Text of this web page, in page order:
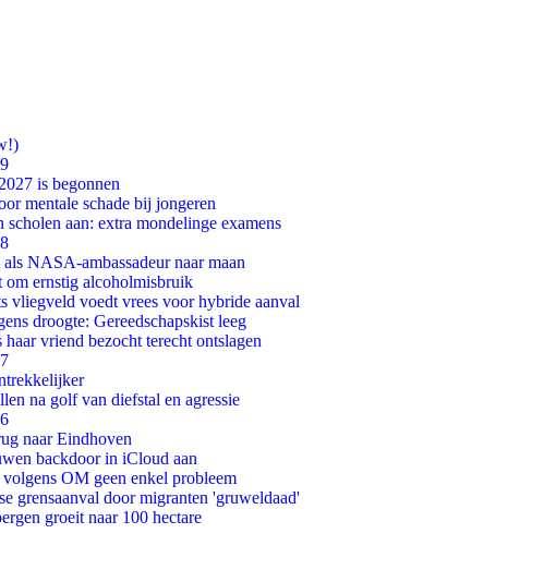
is begonnen
mentale schade bij jongeren
aan: extra mondelinge examens
NASA-ambassadeur naar maan
om ernstig alcoholmisbruik
vliegveld voedt vrees voor hybride aanval
droogte: Gereedschapskist leeg
vriend bezocht terecht ontslagen
na golf van diefstal en agressie
naar Eindhoven
backdoor in iCloud aan
OM geen enkel probleem
grensaanval door migranten 'gruweldaad'
groeit naar 100 hectare